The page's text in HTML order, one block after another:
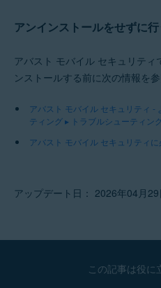
アンインストールをせずに
アバスト モバイル セキュリテ
ンストールする前に次の情報を
アバスト モバイル セキュリティ -
ティング ▸ トラブルシューティン
アバスト モバイル セキュリティ
アップデート日： 2026年04月29
この記事は役に